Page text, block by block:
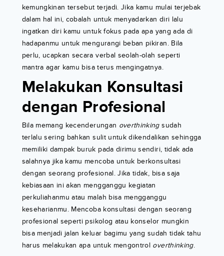
kemungkinan tersebut terjadi. Jika kamu mulai terjebak
dalam hal ini, cobalah untuk menyadarkan diri lalu
ingatkan diri kamu untuk fokus pada apa yang ada di
hadapanmu untuk mengurangi beban pikiran. Bila
perlu, ucapkan secara verbal seolah-olah seperti
mantra agar kamu bisa terus mengingatnya.
Melakukan Konsultasi
dengan Profesional
Bila memang kecenderungan overthinkingsudah
terlalu sering bahkan sulit untuk dikendalikan sehingga
memiliki dampak buruk pada dirimu sendiri, tidak ada
salahnya jika kamu mencoba untuk berkonsultasi
dengan seorang profesional. Jika tidak, bisa saja
kebiasaan ini akan mengganggu kegiatan
perkuliahanmu atau malah bisa mengganggu
keseharianmu. Mencoba konsultasi dengan seorang
profesional seperti psikolog atau konselor mungkin
bisa menjadi jalan keluar bagimu yang sudah tidak tahu
harus melakukan apa untuk mengontrol overthinking.